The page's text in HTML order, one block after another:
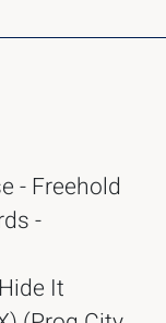
- Freehold
-
It